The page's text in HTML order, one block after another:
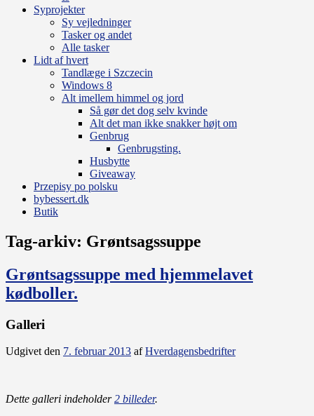
Syprojekter
Sy vejledninger
Tasker og andet
Alle tasker
Lidt af hvert
Tandlæge i Szczecin
Windows 8
Alt imellem himmel og jord
Så gør det dog selv kvinde
Alt det man ikke snakker højt om
Genbrug
Genbrugsting.
Husbytte
Giveaway
Przepisy po polsku
bybessert.dk
Butik
Tag-arkiv: Grøntsagssuppe
Grøntsagssuppe med hjemmelavet
kødboller.
Galleri
Udgivet den 7. februar 2013 afHverdagensbedrifter
Dette galleri indeholder2 billeder.